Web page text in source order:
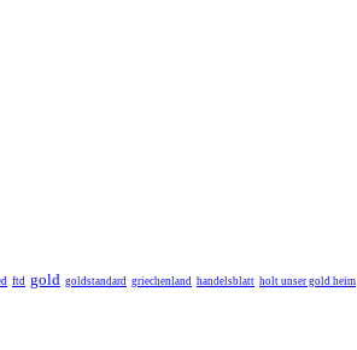
ftd gold goldstandard griechenland handelsblatt holt unser gold heim